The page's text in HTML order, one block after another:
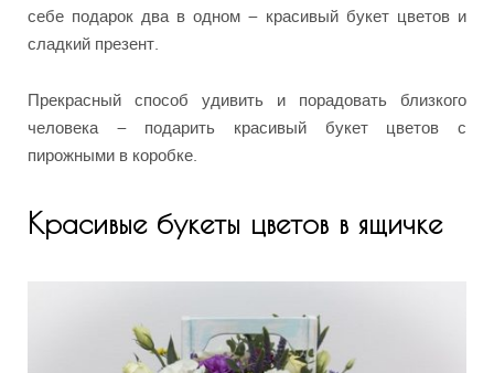
себе подарок два в одном – красивый букет цветов и
сладкий презент.
Прекрасный способ удивить и порадовать близкого
человека – подарить красивый букет цветов с
пирожными в коробке.
Красивые букеты цветов в ящичке